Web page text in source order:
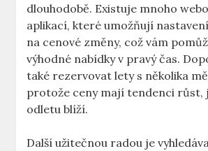
dlouhodobě. Existuje mnoho
aplikací, které umožňují
na cenové změny, což‌ vám
⁣výhodné ⁣nabídky v pravý čas.
‍také‍ rezervovat lety s několika
protože ceny mají tendenci růst,
odletu blíží.
Další užitečnou radou je